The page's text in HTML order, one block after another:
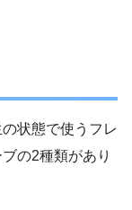
状態で使うフレ
の2種類があり